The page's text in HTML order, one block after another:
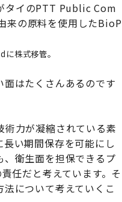
タイのPTT Public Com
来の原料を使用したBioP
株式移管。
はたくさんあるのです
力が凝縮されている素
い期間保存を可能にし
衛生面を担保できるプ
任だと考えています。そ
について考えていくこ